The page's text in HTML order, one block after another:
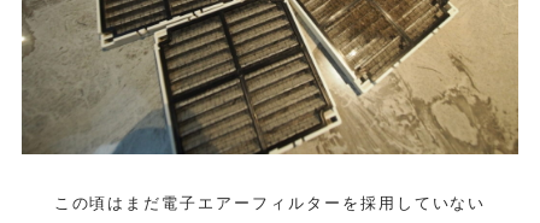
この頃はまだ電子エアーフィルターを採用していない